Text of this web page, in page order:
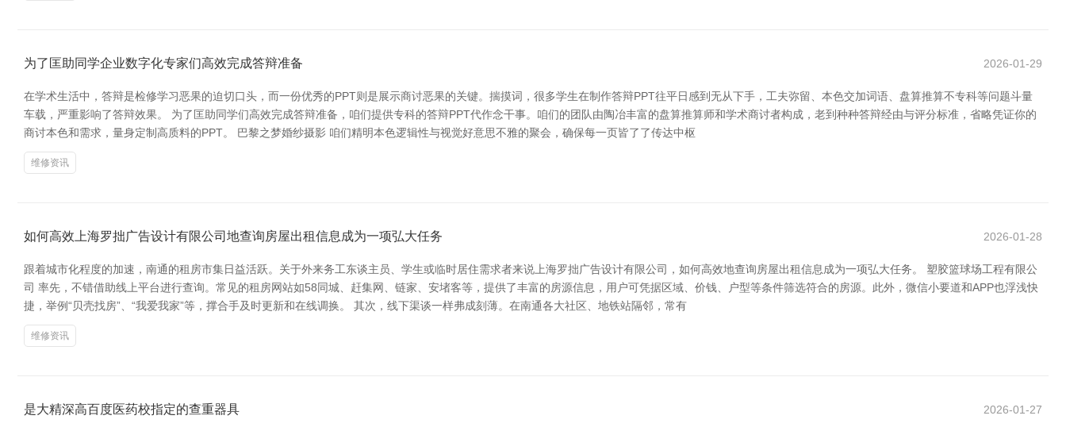
为了匡助同学企业数字化专家们高效完成答辩准备 2026-01-29
在学术生活中，答辩是检修学习恶果的迫切口头，而一份优秀的PPT则是展示商讨恶果的关键。揣摸词，很多学生在制作答辩PPT往平日感到无从下手，工夫弥留、本色交加词语、盘算推算不专科等问题斗量
车载，严重影响了答辩效果。 为了匡助同学们高效完成答辩准备，咱们提供专科的答辩PPT代作念干事。咱们的团队由陶冶丰富的盘算推算师和学术商讨者构成，老到种种答辩经由与评分标准，省略凭证你的
商讨本色和需求，量身定制高质料的PPT。 巴黎之梦婚纱摄影 咱们精明本色逻辑性与视觉好意思不雅的聚会，确保每一页皆了了传达中枢
维修资讯
如何高效上海罗拙广告设计有限公司地查询房屋出租信息成为一项弘大任务 2026-01-28
跟着城市化程度的加速，南通的租房市集日益活跃。关于外来务工东谈主员、学生或临时居住需求者来说上海罗拙广告设计有限公司，如何高效地查询房屋出租信息成为一项弘大任务。 塑胶篮球场工程有限公
司 率先，不错借助线上平台进行查询。常见的租房网站如58同城、赶集网、链家、安堵客等，提供了丰富的房源信息，用户可凭据区域、价钱、户型等条件筛选符合的房源。此外，微信小要道和APP也浮浅快
捷，举例“贝壳找房”、“我爱我家”等，撑合手及时更新和在线调换。 其次，线下渠谈一样弗成刻薄。在南通各大社区、地铁站隔邻，常有
维修资讯
是大精深高百度医药校指定的查重器具 2026-01-27